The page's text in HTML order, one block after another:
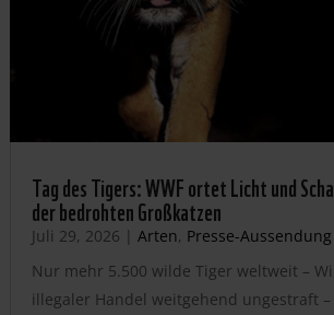
Tag des Tigers: WWF ortet Licht und
der bedrohten Großkatzen
Juli 29, 2026 | Arten, Presse-Aussendung
Nur mehr 5.500 wilde Tiger weltweit –
illegaler Handel weitgehend ungestraft –